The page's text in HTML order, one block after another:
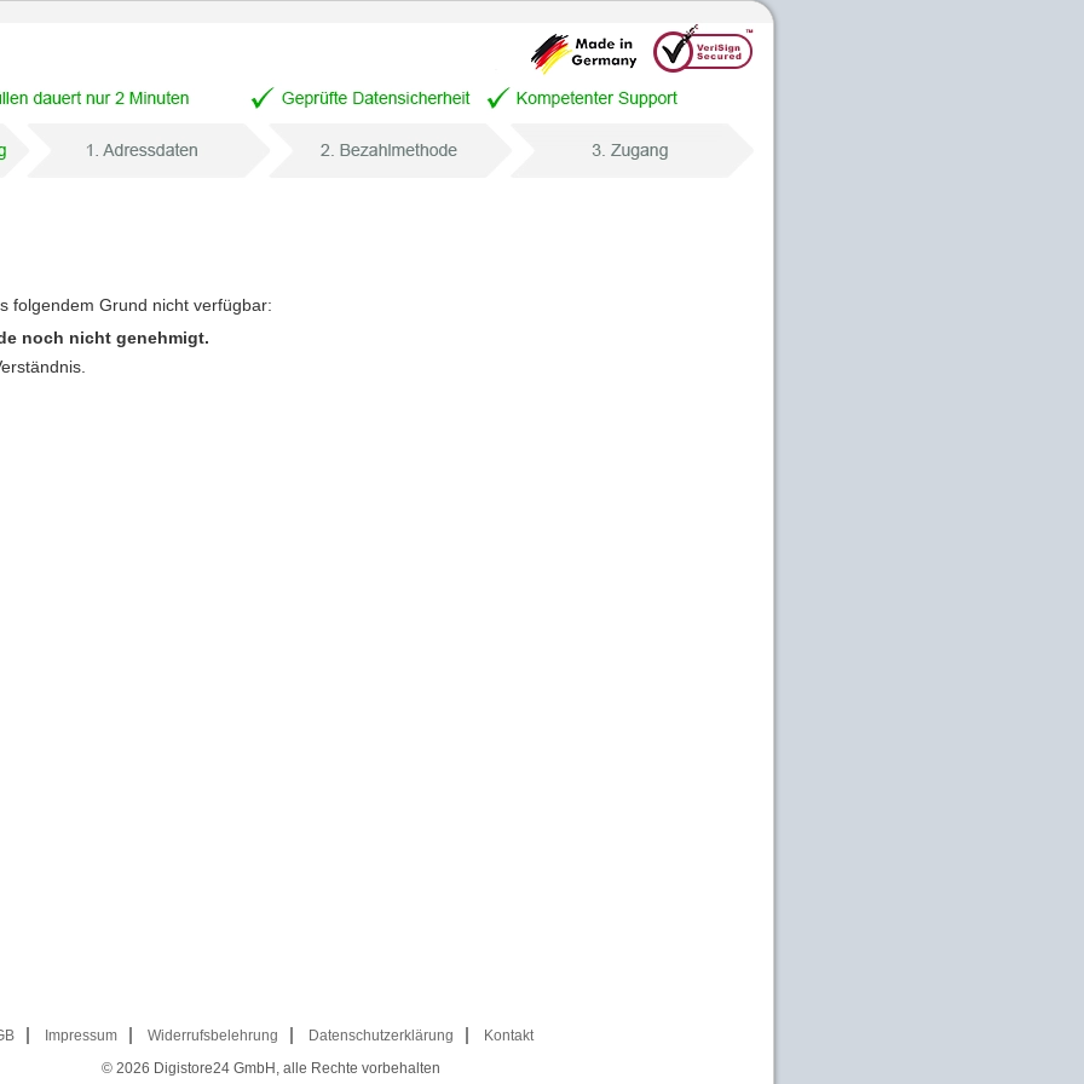
folgendem Grund nicht verfügbar:
noch nicht genehmigt.
Impressum Widerrufsbelehrung Datenschutzerklärung
Kontakt
© 2026 Digistore24 GmbH, alle Rechte vorbehalten